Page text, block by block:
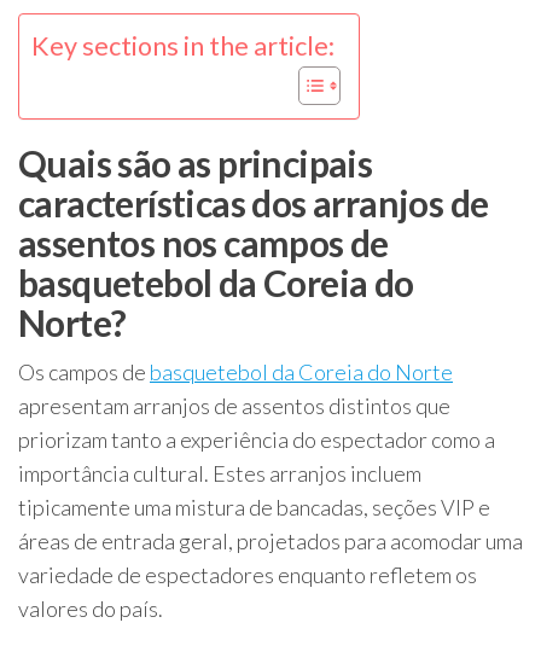
Key sections in the article:
Quais são as principais
características dos arranjos de
assentos nos campos de
basquetebol da Coreia do
Norte?
Os campos de basquetebol da Coreia do Norte
apresentam arranjos de assentos distintos que
priorizam tanto a experiência do espectador como a
importância cultural. Estes arranjos incluem
tipicamente uma mistura de bancadas, seções VIP e
áreas de entrada geral, projetados para acomodar uma
variedade de espectadores enquanto refletem os
valores do país.